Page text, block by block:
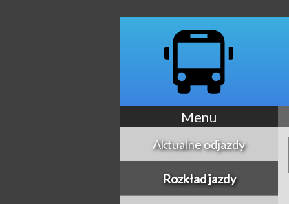
Menu
Aktualne odjazdy
Rozkład jazdy